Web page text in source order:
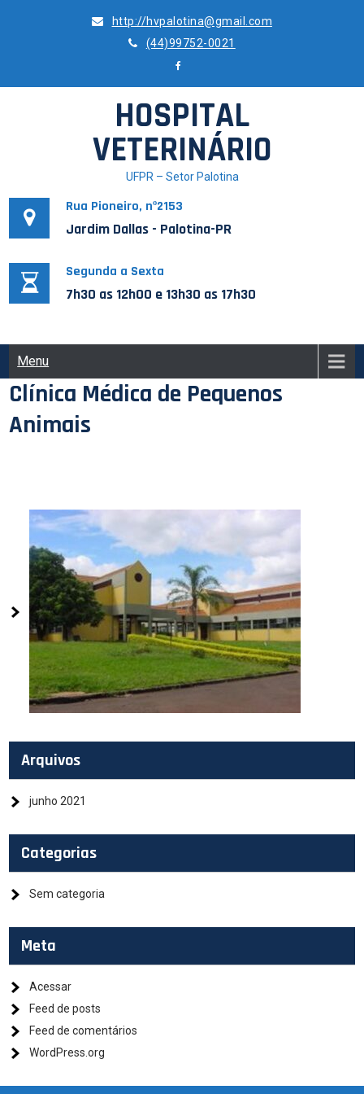
http://hvpalotina@gmail.com
(44)99752-0021
HOSPITAL
VETERINÁRIO
UFPR – Setor Palotina
Rua Pioneiro, nº2153
Jardim Dallas - Palotina-PR
Segunda a Sexta
7h30 as 12h00 e 13h30 as 17h30
Menu
Clínica Médica de Pequenos
Animais
Arquivos
junho 2021
Categorias
Sem categoria
Meta
Acessar
Feed de posts
Feed de comentários
WordPress.org